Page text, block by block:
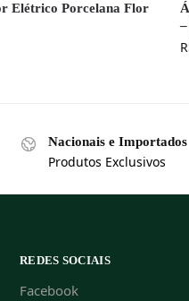
Elétrico Porcelana Flor
Nacionais e Importados
Produtos Exclusivos
REDES SOCIAIS
Facebook